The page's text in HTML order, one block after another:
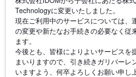
Technologyに変更いたしました。
現在ご利用中のサービスについては、
の変更や新たなお手続きの必要なく従
ます。
今後とも、皆様によりよいサービスを
まいりますので、引き続きガリバーレ
いますよう、何卒よろしくお願い申し